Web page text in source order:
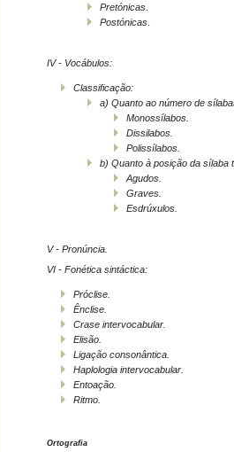
Pretónicas
Postónicas
IV - Vocábulos:
Classificação:
a) Quanto ao número de
Monossílabos
Dissilabos
Polissílabos
b) Quanto à posição da sílaba
Agudos
Graves
Esdrúxulos
V - Pronúncia.
VI - Fonética sintáctica:
Próclise
Ênclise
Crase intervocabular
Elisão
Ligação consonântica
Haplologia intervocabular
Entoação
Ritmo
Ortografia